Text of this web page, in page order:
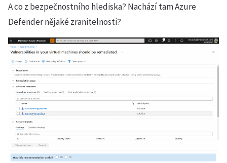
A co z bezpečnostního hlediska? Nachází tam Azure
Defender nějaké zranitelnosti?